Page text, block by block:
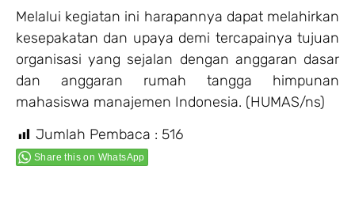
Melalui kegiatan ini harapannya dapat melahirkan
kesepakatan dan upaya demi tercapainya tujuan
organisasi yang sejalan dengan anggaran dasar
dan anggaran rumah tangga himpunan
mahasiswa manajemen Indonesia. (HUMAS/ns)
Jumlah Pembaca : 516
Share this on WhatsApp